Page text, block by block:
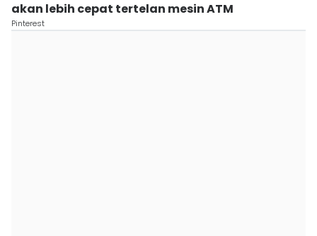
akan lebih cepat tertelan mesin ATM
Pinterest